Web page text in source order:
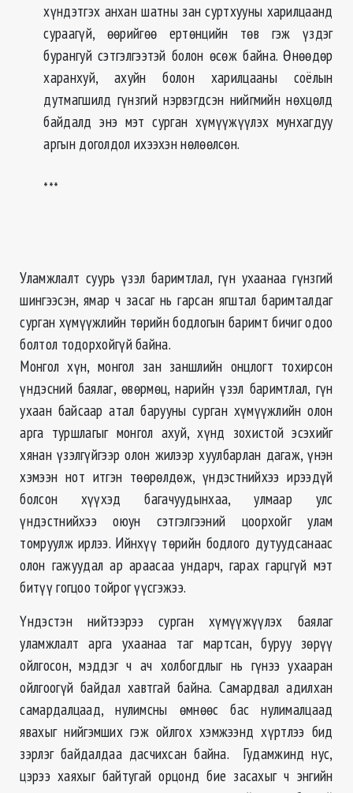
хүндэтгэх анхан шатны зан суртхууны харилцаанд
сураагүй, өөрийгөө ертөнцийн төв гэж үздэг
бурангуй сэтгэлгээтэй болон өсөж байна. Өнөөдөр
харанхуй, ахуйн болон харилцааны соёлын
дутмагшилд гүнзгий нэрвэгдсэн нийгмийн нөхцөлд
байдалд энэ мэт сурган хүмүүжүүлэх мунхагдуу
аргын доголдол ихээхэн нөлөөлсөн.
***
Уламжлалт суурь үзэл баримтлал, гүн ухаанаа гүнзгий
шингээсэн, ямар ч засаг нь гарсан ягштал баримталдаг
сурган хүмүүжлийн төрийн бодлогын баримт бичиг одоо
болтол тодорхойгүй байна.
Монгол хүн, монгол зан заншлийн онцлогт тохирсон
үндэсний баялаг, өвөрмөц, нарийн үзэл баримтлал, гүн
ухаан байсаар атал барууны сурган хүмүүжлийн олон
арга туршлагыг монгол ахуй, хүнд зохистой эсэхийг
хянан үзэлгүйгээр олон жилээр хуулбарлан дагаж, үнэн
хэмээн нот итгэн төөрөлдөж, үндэстнийхээ ирээдүй
болсон хүүхэд багачуудынхаа, улмаар улс
үндэстнийхээ оюун сэтгэлгээний цоорхойг улам
томруулж ирлээ. Ийнхүү төрийн бодлого дутуудсанаас
олон гажуудал ар араасаа ундарч, гарах гарцгүй мэт
битүү гогцоо тойрог үүсгэжээ.
Үндэстэн нийтээрээ сурган хүмүүжүүлэх баялаг
уламжлалт арга ухаанаа таг мартсан, буруу зөрүү
ойлгосон, мэддэг ч ач холбогдлыг нь гүнээ ухааран
ойлгоогүй байдал хавтгай байна. Самардвал адилхан
самардалцаад, нулимсны өмнөөс бас нулималцаад
явахыг нийгэмших гэж ойлгох хэмжээнд хүртлээ бид
зэрлэг байдалдаа дасчихсан байна. Гудамжинд нус,
цэрээ хаяхыг байтугай орцонд бие засахыг ч энгийн